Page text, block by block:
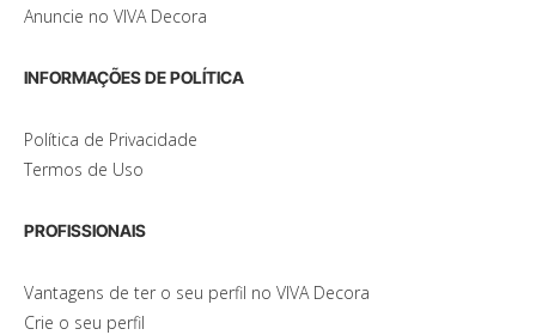
Anuncie no VIVA Decora
INFORMAÇÕES DE POLÍTICA
Política de Privacidade
Termos de Uso
PROFISSIONAIS
Vantagens de ter o seu perfil no VIVA Decora
Crie o seu perfil